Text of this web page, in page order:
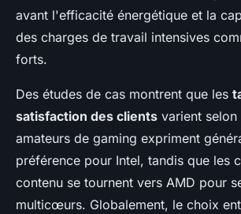
avant l'efficacité énergétique et la
des charges de travail intensives
forts.
Des études de cas montrent que les
satisfaction des clients varient
amateurs de gaming expriment
préférence pour Intel, tandis que les
contenu se tournent vers AMD pour
multicœurs. Globalement, le choix